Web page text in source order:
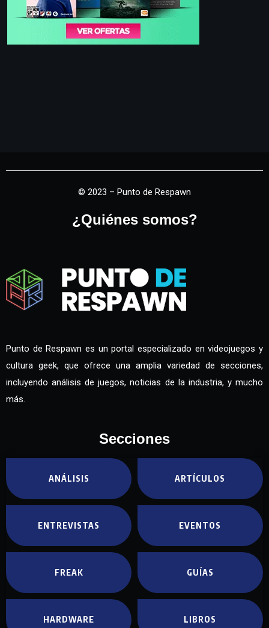
© 2023 – Punto de Respawn
¿Quiénes somos?
Punto de Respawn es un portal especializado en videojuegos y
cultura geek, que ofrece una amplia variedad de secciones,
incluyendo análisis de juegos, noticias de la industria, y mucho
más.
Secciones
ANÁLISIS ARTÍCULOS
ENTREVISTAS EVENTOS
FREAK GUÍAS
HARDWARE LIBROS